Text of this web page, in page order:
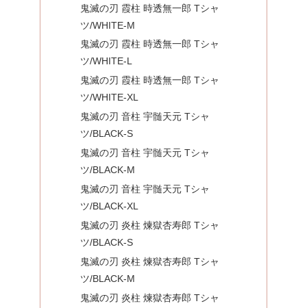
鬼滅の刃 霞柱 時透無一郎 Tシャ
ツ/WHITE-M
鬼滅の刃 霞柱 時透無一郎 Tシャ
ツ/WHITE-L
鬼滅の刃 霞柱 時透無一郎 Tシャ
ツ/WHITE-XL
鬼滅の刃 音柱 宇髄天元 Tシャ
ツ/BLACK-S
鬼滅の刃 音柱 宇髄天元 Tシャ
ツ/BLACK-M
鬼滅の刃 音柱 宇髄天元 Tシャ
ツ/BLACK-XL
鬼滅の刃 炎柱 煉獄杏寿郎 Tシャ
ツ/BLACK-S
鬼滅の刃 炎柱 煉獄杏寿郎 Tシャ
ツ/BLACK-M
鬼滅の刃 炎柱 煉獄杏寿郎 Tシャ